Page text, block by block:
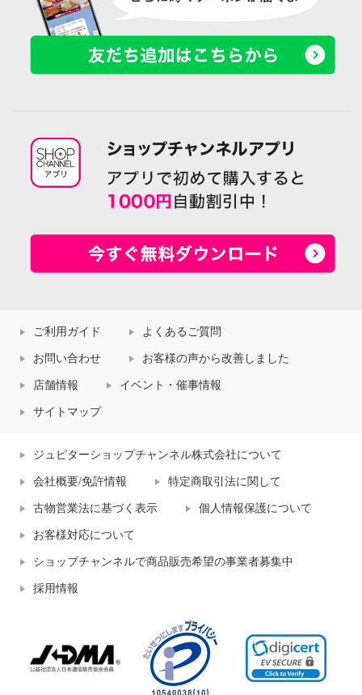
ご利用ガイド よくあるご質問
お問い合わせ お客様の声から改善しました
店舗情報 イベント・催事情報
サイトマップ
ジュピターショップチャンネル株式会社について
会社概要/免許情報 特定商取引法に関して
古物営業法に基づく表示 個人情報保護について
お客様対応について
ショップチャンネルで商品販売希望の事業者募集中
採用情報